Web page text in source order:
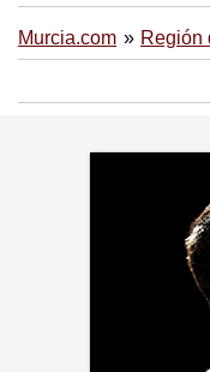
Murcia.com Región